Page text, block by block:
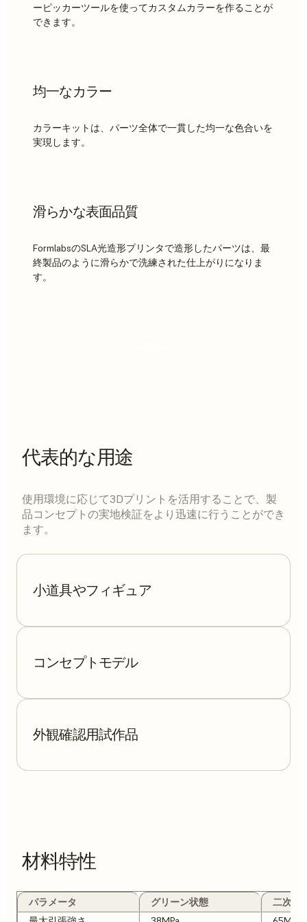
ーピッカーツールを使ってカスタムカラーを作ることが
できます。
均一なカラー
カラーキットは、パーツ全体で一貫した均一な色合いを
実現します。
滑らかな表面品質
FormlabsのSLA光造形プリンタで造形したパーツは、最
終製品のように滑らかで洗練された仕上がりになりま
す。
代表的な用途
使用環境に応じて3Dプリントを活用することで、製
品コンセプトの実地検証をより迅速に行うことができ
ます。
小道具やフィギュア
コンセプトモデル
外観確認用試作品
材料特性
パラメータ グリーン状態
二次硬